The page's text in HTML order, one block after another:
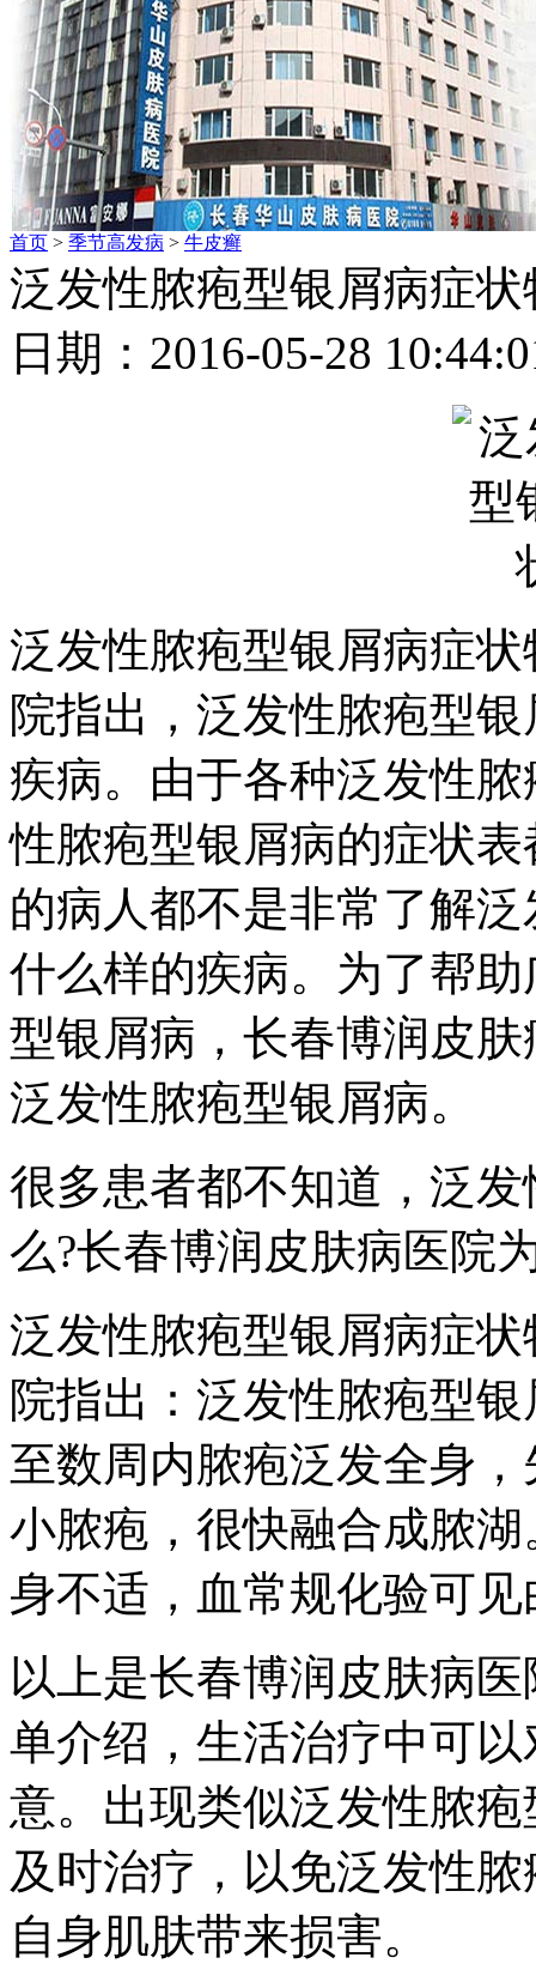
首页 > 季节高发病 > 牛皮癣
泛发性脓疱型银屑病症状
日期：2016-05-28
泛发性脓疱型银屑病症
院指出，泛发性脓疱型
疾病。由于各种泛发性
性脓疱型银屑病的症状
的病人都不是非常了解
什么样的疾病。为了帮
型银屑病，长春博润皮
泛发性脓疱型银屑病。
很多患者都不知道，泛
么?长春博润皮肤病医院
泛发性脓疱型银屑病症
院指出：泛发性脓疱型
至数周内脓疱泛发全身
小脓疱，很快融合成脓
身不适，血常规化验可
以上是长春博润皮肤病
单介绍，生活治疗中可
意。出现类似泛发性脓
及时治疗，以免泛发性
自身肌肤带来损害。